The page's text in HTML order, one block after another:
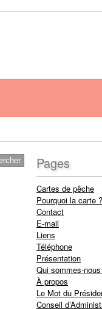
Pages
Cartes de pêche
Pourquoi la carte ?
Contact
E-mail
Liens
Téléphone
Présentation
Qui sommes-
À propos
Le Mot du
Conseil